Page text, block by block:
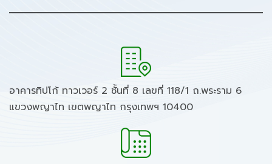
อาคารทิปโก้ ทาวเวอร์ 2 ชั้นที่ 8 เลขที่ 118/1 ถ.พระราม 6
แขวงพญาไท เขตพญาไท กรุงเทพฯ 10400